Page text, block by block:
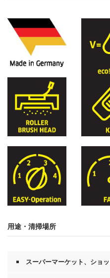
用途・清掃場所
スーパーマーケット、ショ